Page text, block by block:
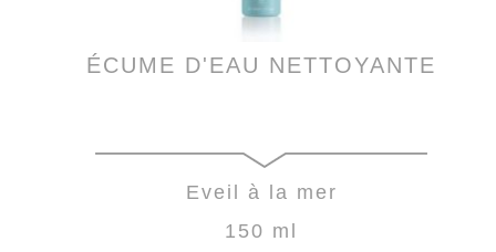
ÉCUME D'EAU NETTOYANTE
Eveil à la mer
150 ml